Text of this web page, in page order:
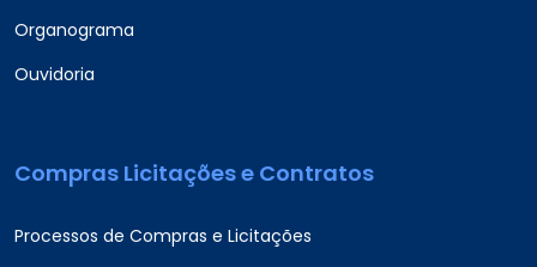
Organograma
Ouvidoria
Compras Licitações e Contratos
Processos de Compras e Licitações